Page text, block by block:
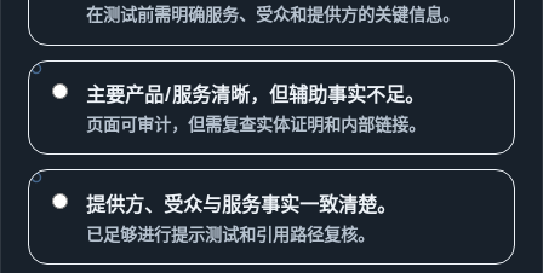
在测试前需明确服务、受众和提供方的关键信息。
主要产品/服务清晰，但辅助事实不足。
页面可审计，但需复查实体证明和内部链接。
提供方、受众与服务事实一致清楚。
已足够进行提示测试和引用路径复核。